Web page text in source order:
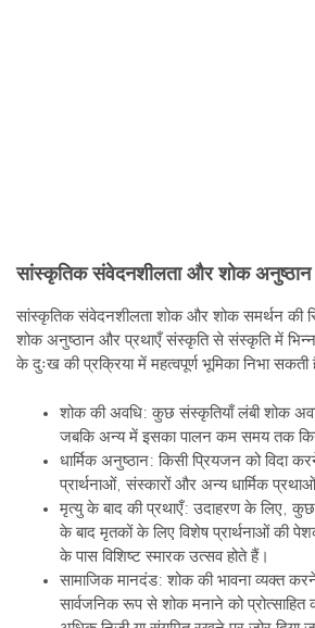
सांस्कृतिक संवेदनशीलता और शोक अनुष्ठान
सांस्कृतिक संवेदनशीलता शोक और शोक समर्थन की
शोक अनुष्ठान और प्रथाएँ संस्कृति से संस्कृति में भिन्न
के दुःख की प्रक्रिया में महत्वपूर्ण भूमिका निभा
शोक की अवधि: कुछ संस्कृतियाँ लंबी शोक
जबकि अन्य में इसका पालन कम समय तक
धार्मिक अनुष्ठान: किसी प्रियजन को विदा
प्रार्थनाओं, संस्कारों और अन्य धार्मिक
मृत्यु के बाद की प्रथाएँ: उदाहरण के लिए,
के बाद मृतकों के लिए विशेष प्रार्थनाओं की
के पास विशिष्ट स्मारक उत्सव होते हैं।
सामाजिक मानदंड: शोक की भावना व्यक्त
सार्वजनिक रूप से शोक मनाने को